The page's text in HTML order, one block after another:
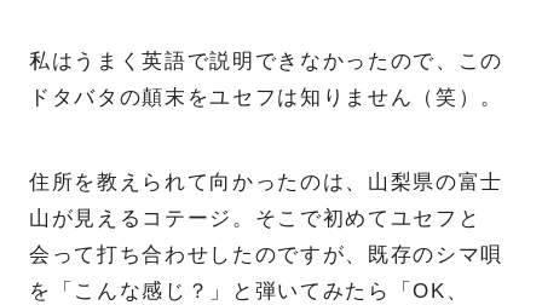
私はうまく英語で説明できなかったので、この
ドタバタの顛末をユセフは知りません（笑）。
住所を教えられて向かったのは、山梨県の富士
山が見えるコテージ。そこで初めてユセフと
会って打ち合わせしたのですが、既存のシマ唄
を「こんな感じ？」と弾いてみたら「OK、